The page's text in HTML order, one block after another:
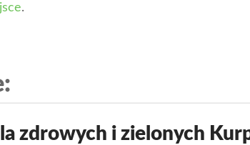
.
zdrowych i zielonych